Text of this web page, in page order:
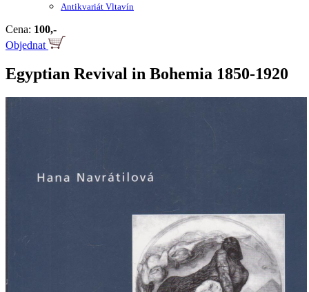
Antikvariát Vltavín
Cena: 100,-
Objednat
Egyptian Revival in Bohemia 1850-1920